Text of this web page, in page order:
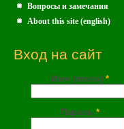
Вопросы и замечания
About this site (english)
Вход на сайт
Имя (почта) *
Пароль *